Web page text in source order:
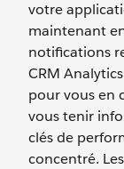
votre
maintenant
notifications
CRM
pour vous en
vous tenir
clés de
concentré.